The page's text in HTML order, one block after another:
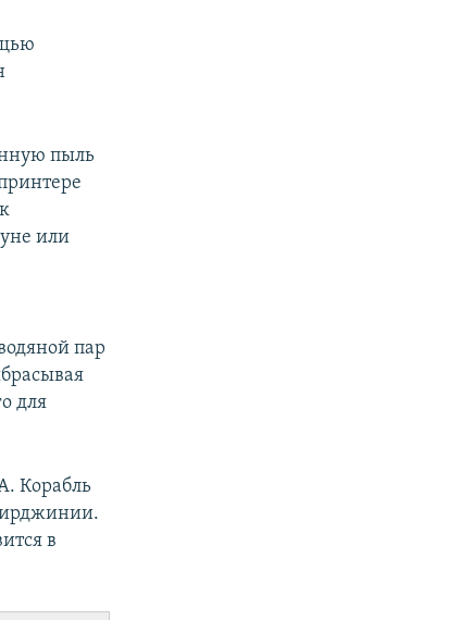
пыль
или
пар
для
Корабль
в